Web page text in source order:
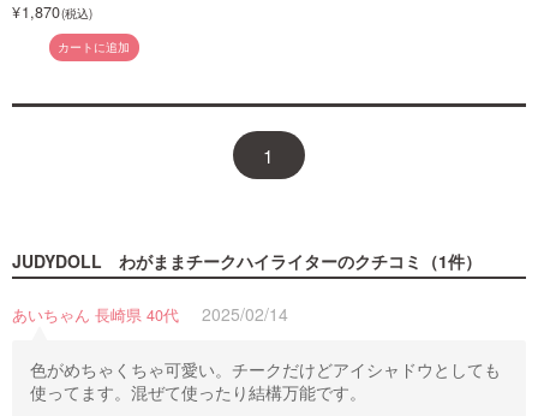
1,870
カートに追加
1
JUDYDOLL わがままチークハイライターのクチコミ（1件）
あいちゃん 長崎県 40代 2025/02/14
色がめちゃくちゃ可愛い。チークだけどアイシャドウとしても
使ってます。混ぜて使ったり結構万能です。